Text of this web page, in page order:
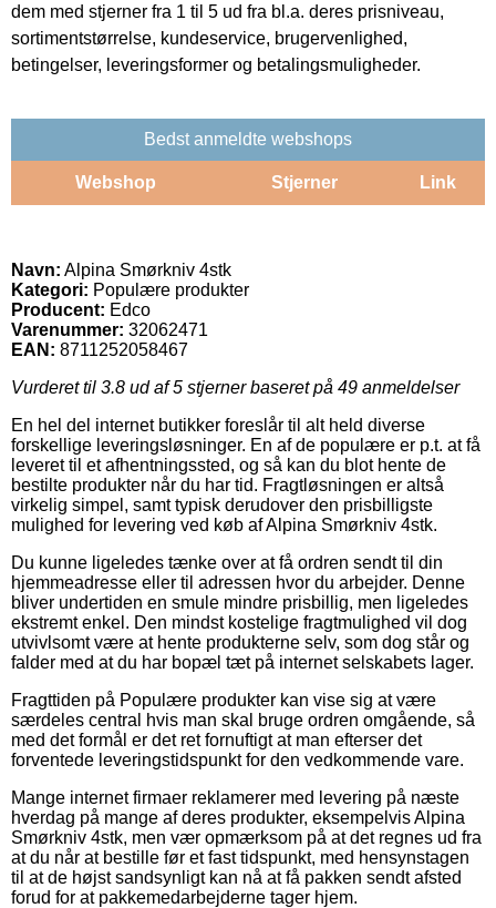
dem med stjerner fra 1 til 5 ud fra bl.a. deres prisniveau,
sortimentstørrelse, kundeservice, brugervenlighed,
betingelser, leveringsformer og betalingsmuligheder.
Bedst anmeldte webshops
Webshop Stjerner Link
Navn: Alpina Smørkniv 4stk
Kategori: Populære produkter
Producent: Edco
Varenummer: 32062471
EAN: 8711252058467
Vurderet til 3.8 ud af 5 stjerner baseret på 49 anmeldelser
En hel del internet butikker foreslår til alt held diverse
forskellige leveringsløsninger. En af de populære er p.t. at få
leveret til et afhentningssted, og så kan du blot hente de
bestilte produkter når du har tid. Fragtløsningen er altså
virkelig simpel, samt typisk derudover den prisbilligste
mulighed for levering ved køb af Alpina Smørkniv 4stk.
Du kunne ligeledes tænke over at få ordren sendt til din
hjemmeadresse eller til adressen hvor du arbejder. Denne
bliver undertiden en smule mindre prisbillig, men ligeledes
ekstremt enkel. Den mindst kostelige fragtmulighed vil dog
utvivlsomt være at hente produkterne selv, som dog står og
falder med at du har bopæl tæt på internet selskabets lager.
Fragttiden på Populære produkter kan vise sig at være
særdeles central hvis man skal bruge ordren omgående, så
med det formål er det ret fornuftigt at man efterser det
forventede leveringstidspunkt for den vedkommende vare.
Mange internet firmaer reklamerer med levering på næste
hverdag på mange af deres produkter, eksempelvis Alpina
Smørkniv 4stk, men vær opmærksom på at det regnes ud fra
at du når at bestille før et fast tidspunkt, med hensynstagen
til at de højst sandsynligt kan nå at få pakken sendt afsted
forud for at pakkemedarbejderne tager hjem.